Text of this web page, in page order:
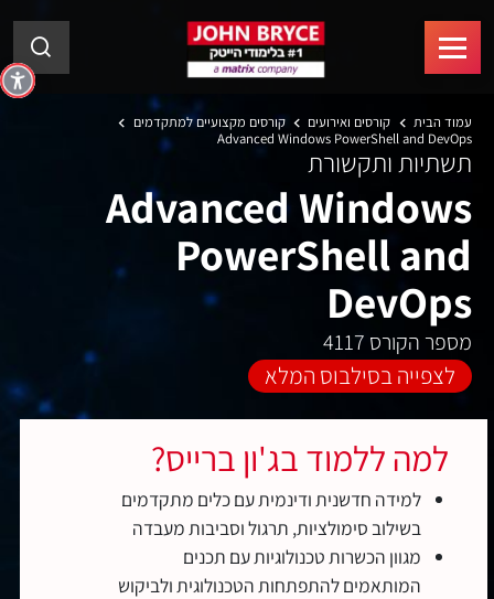
עמוד הבית קורסים ואירועים
קורסים מקצועיים למתקדמים
Advanced Windows PowerShell and DevOps
תשתיות ותקשורת
Advanced Windows
PowerShell and
DevOps
מספר הקורס 4117
לצפייה בסילבוס המלא
למה ללמוד בג'ון ברייס?
למידה חדשנית ודינמית עם כלים מתקדמים
בשילוב סימולציות, תרגול וסביבות מעבדה
מגוון הכשרות טכנולוגיות עם תכנים
המותאמים להתפתחות הטכנולוגית ולביקוש